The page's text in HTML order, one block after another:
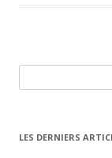
LES DERNIERS